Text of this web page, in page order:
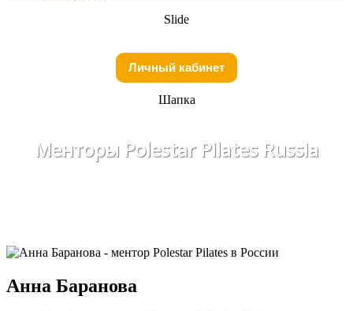
Slide
Личный кабинет
Шапка
Менторы Polestar Pilates Russia
Анна Баранова